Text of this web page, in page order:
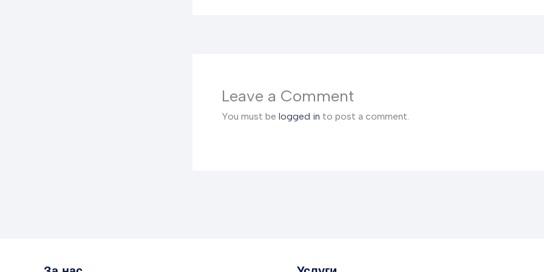
Leave a Comment
You must be logged in to post a comment.